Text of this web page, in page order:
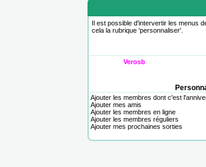
Il est possible d'intervertir les menus
cela la rubrique 'personnaliser'.
Verosb
Ajouter les membres dont c'est
Ajouter mes amis
Ajouter les membres en ligne
Ajouter les membres réguliers
Ajouter mes prochaines sorties